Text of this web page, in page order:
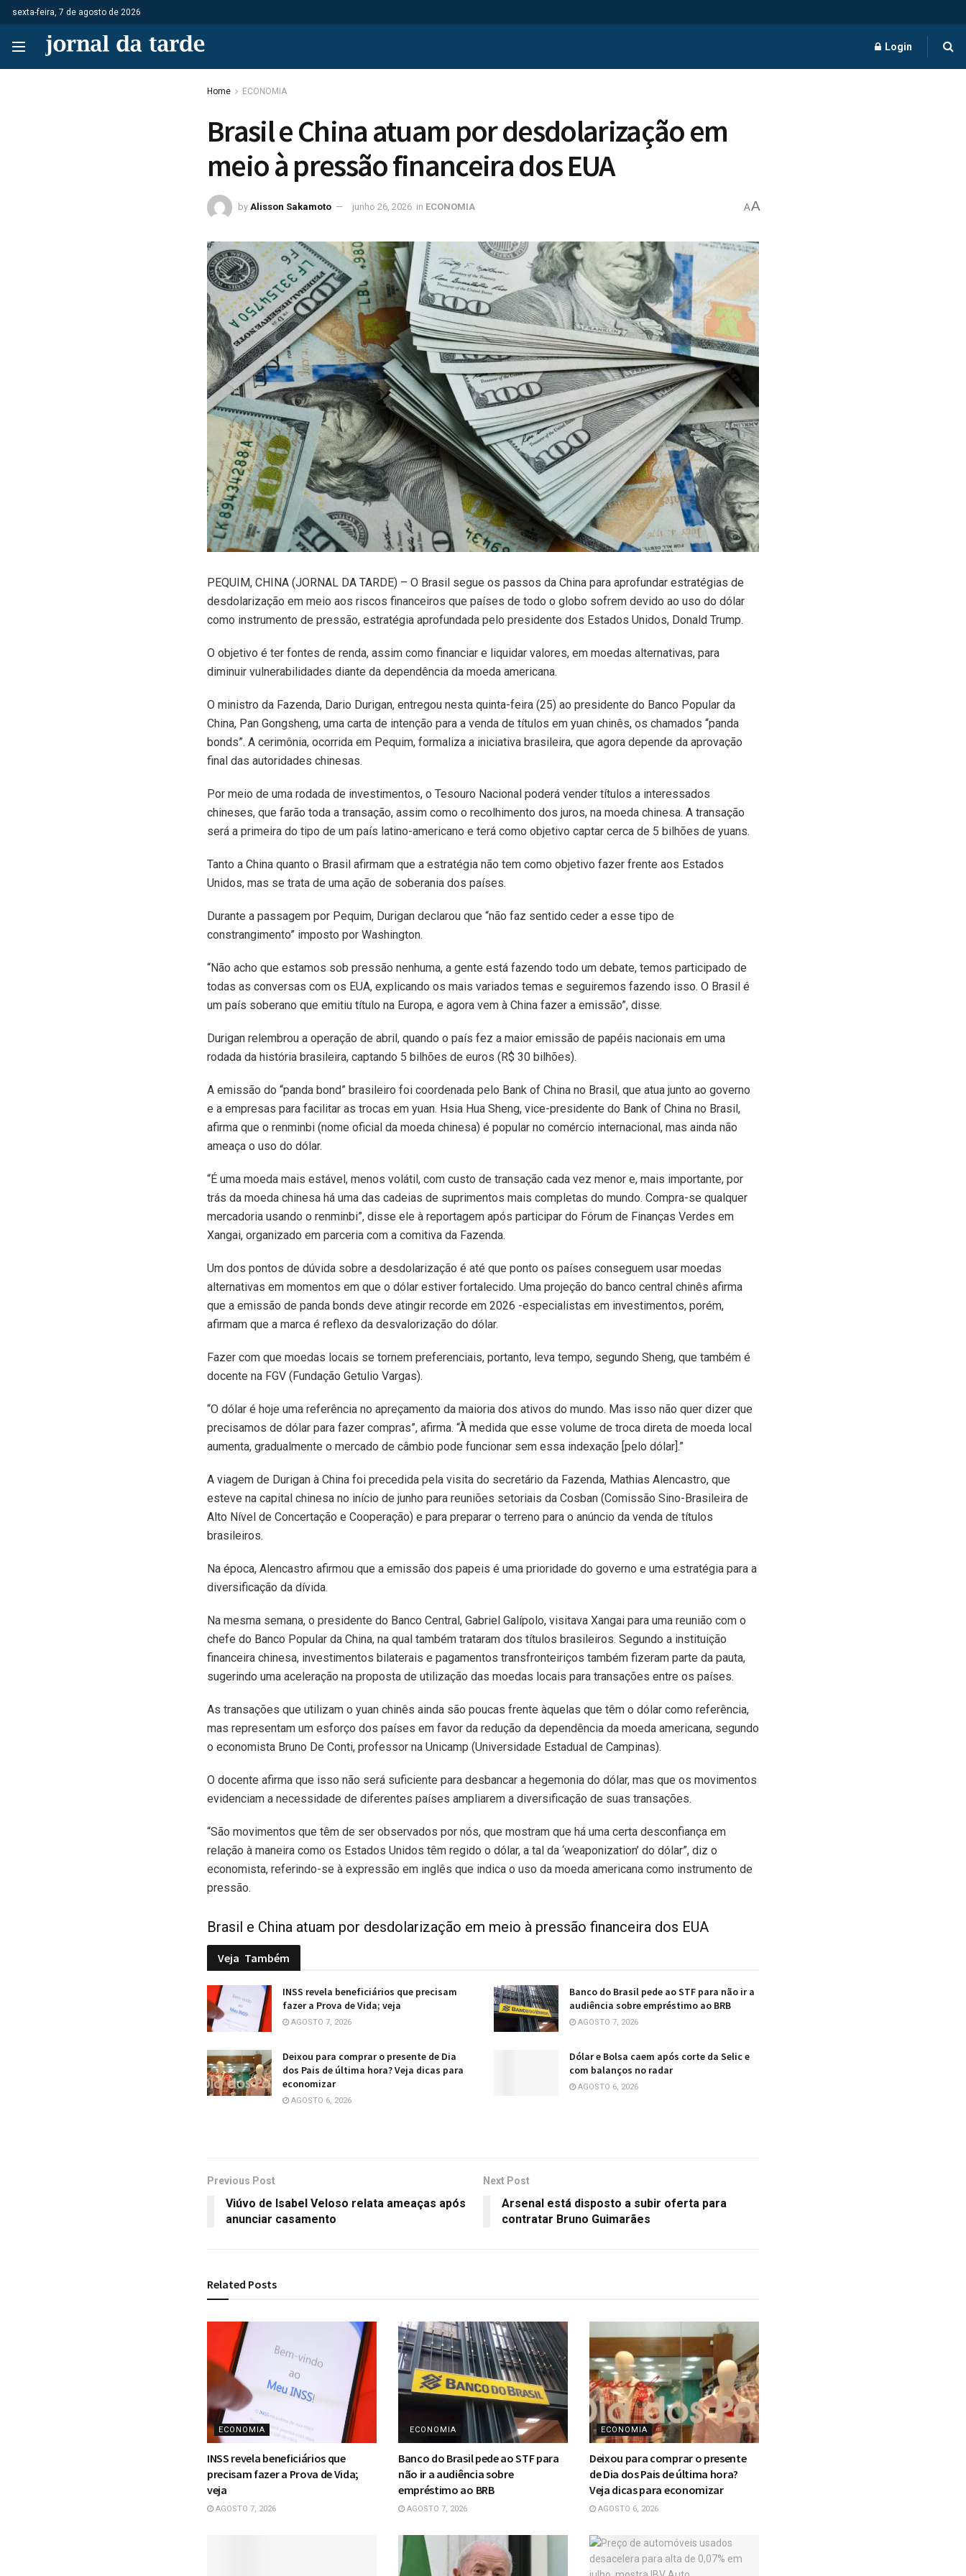
sexta-feira, 7 de agosto de 2026
Login
Home ECONOMIA
Brasil e China atuam por desdolarização em
meio à pressão financeira dos EUA
by Alisson Sakamoto junho 26, 2026 in ECONOMIA AA
PEQUIM, CHINA (JORNAL DA TARDE) – O Brasil segue os passos da China para aprofundar estratégias de
desdolarização em meio aos riscos financeiros que países de todo o globo sofrem devido ao uso do dólar
como instrumento de pressão, estratégia aprofundada pelo presidente dos Estados Unidos, Donald Trump.
O objetivo é ter fontes de renda, assim como financiar e liquidar valores, em moedas alternativas, para
diminuir vulnerabilidades diante da dependência da moeda americana.
O ministro da Fazenda, Dario Durigan, entregou nesta quinta-feira (25) ao presidente do Banco Popular da
China, Pan Gongsheng, uma carta de intenção para a venda de títulos em yuan chinês, os chamados “panda
bonds”. A cerimônia, ocorrida em Pequim, formaliza a iniciativa brasileira, que agora depende da aprovação
final das autoridades chinesas.
Por meio de uma rodada de investimentos, o Tesouro Nacional poderá vender títulos a interessados
chineses, que farão toda a transação, assim como o recolhimento dos juros, na moeda chinesa. A transação
será a primeira do tipo de um país latino-americano e terá como objetivo captar cerca de 5 bilhões de yuans.
Tanto a China quanto o Brasil afirmam que a estratégia não tem como objetivo fazer frente aos Estados
Unidos, mas se trata de uma ação de soberania dos países.
Durante a passagem por Pequim, Durigan declarou que “não faz sentido ceder a esse tipo de
constrangimento” imposto por Washington.
“Não acho que estamos sob pressão nenhuma, a gente está fazendo todo um debate, temos participado de
todas as conversas com os EUA, explicando os mais variados temas e seguiremos fazendo isso. O Brasil é
um país soberano que emitiu título na Europa, e agora vem à China fazer a emissão”, disse.
Durigan relembrou a operação de abril, quando o país fez a maior emissão de papéis nacionais em uma
rodada da história brasileira, captando 5 bilhões de euros (R$ 30 bilhões).
A emissão do “panda bond” brasileiro foi coordenada pelo Bank of China no Brasil, que atua junto ao governo
e a empresas para facilitar as trocas em yuan. Hsia Hua Sheng, vice-presidente do Bank of China no Brasil,
afirma que o renminbi (nome oficial da moeda chinesa) é popular no comércio internacional, mas ainda não
ameaça o uso do dólar.
“É uma moeda mais estável, menos volátil, com custo de transação cada vez menor e, mais importante, por
trás da moeda chinesa há uma das cadeias de suprimentos mais completas do mundo. Compra-se qualquer
mercadoria usando o renminbi”, disse ele à reportagem após participar do Fórum de Finanças Verdes em
Xangai, organizado em parceria com a comitiva da Fazenda.
Um dos pontos de dúvida sobre a desdolarização é até que ponto os países conseguem usar moedas
alternativas em momentos em que o dólar estiver fortalecido. Uma projeção do banco central chinês afirma
que a emissão de panda bonds deve atingir recorde em 2026 -especialistas em investimentos, porém,
afirmam que a marca é reflexo da desvalorização do dólar.
Fazer com que moedas locais se tornem preferenciais, portanto, leva tempo, segundo Sheng, que também é
docente na FGV (Fundação Getulio Vargas).
“O dólar é hoje uma referência no apreçamento da maioria dos ativos do mundo. Mas isso não quer dizer que
precisamos de dólar para fazer compras”, afirma. “À medida que esse volume de troca direta de moeda local
aumenta, gradualmente o mercado de câmbio pode funcionar sem essa indexação [pelo dólar].”
A viagem de Durigan à China foi precedida pela visita do secretário da Fazenda, Mathias Alencastro, que
esteve na capital chinesa no início de junho para reuniões setoriais da Cosban (Comissão Sino-Brasileira de
Alto Nível de Concertação e Cooperação) e para preparar o terreno para o anúncio da venda de títulos
brasileiros.
Na época, Alencastro afirmou que a emissão dos papeis é uma prioridade do governo e uma estratégia para a
diversificação da dívida.
Na mesma semana, o presidente do Banco Central, Gabriel Galípolo, visitava Xangai para uma reunião com o
chefe do Banco Popular da China, na qual também trataram dos títulos brasileiros. Segundo a instituição
financeira chinesa, investimentos bilaterais e pagamentos transfronteiriços também fizeram parte da pauta,
sugerindo uma aceleração na proposta de utilização das moedas locais para transações entre os países.
As transações que utilizam o yuan chinês ainda são poucas frente àquelas que têm o dólar como referência,
mas representam um esforço dos países em favor da redução da dependência da moeda americana, segundo
o economista Bruno De Conti, professor na Unicamp (Universidade Estadual de Campinas).
O docente afirma que isso não será suficiente para desbancar a hegemonia do dólar, mas que os movimentos
evidenciam a necessidade de diferentes países ampliarem a diversificação de suas transações.
“São movimentos que têm de ser observados por nós, que mostram que há uma certa desconfiança em
relação à maneira como os Estados Unidos têm regido o dólar, a tal da ‘weaponization’ do dólar”, diz o
economista, referindo-se à expressão em inglês que indica o uso da moeda americana como instrumento de
pressão.
Brasil e China atuam por desdolarização em meio à pressão financeira dos EUA
Veja Também
INSS revela beneficiários que precisam
fazer a Prova de Vida; veja
AGOSTO 7, 2026
Banco do Brasil pede ao STF para não ir a
audiência sobre empréstimo ao BRB
AGOSTO 7, 2026
Deixou para comprar o presente de Dia
dos Pais de última hora? Veja dicas para
economizar
AGOSTO 6, 2026
Dólar e Bolsa caem após corte da Selic e
com balanços no radar
AGOSTO 6, 2026
Previous Post
Viúvo de Isabel Veloso relata ameaças após
anunciar casamento
Next Post
Arsenal está disposto a subir oferta para
contratar Bruno Guimarães
Related Posts
ECONOMIA
INSS revela beneficiários que
precisam fazer a Prova de Vida;
veja
AGOSTO 7, 2026
ECONOMIA
Banco do Brasil pede ao STF para
não ir a audiência sobre
empréstimo ao BRB
AGOSTO 7, 2026
ECONOMIA
Deixou para comprar o presente
de Dia dos Pais de última hora?
Veja dicas para economizar
AGOSTO 6, 2026